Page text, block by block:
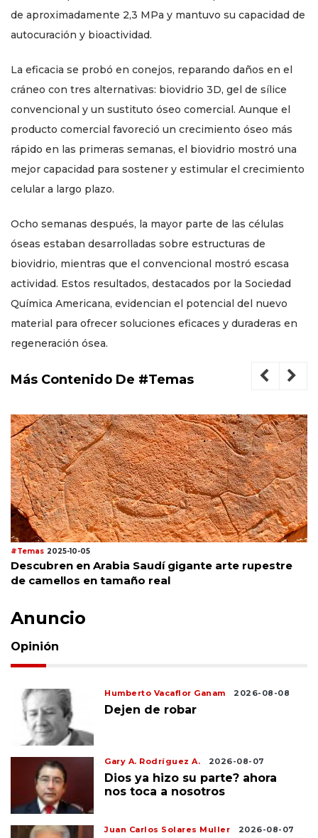
de aproximadamente 2,3 MPa y mantuvo su capacidad de
autocuración y bioactividad.
La eficacia se probó en conejos, reparando daños en el
cráneo con tres alternativas: biovidrio 3D, gel de sílice
convencional y un sustituto óseo comercial. Aunque el
producto comercial favoreció un crecimiento óseo más
rápido en las primeras semanas, el biovidrio mostró una
mejor capacidad para sostener y estimular el crecimiento
celular a largo plazo.
Ocho semanas después, la mayor parte de las células
óseas estaban desarrolladas sobre estructuras de
biovidrio, mientras que el convencional mostró escasa
actividad. Estos resultados, destacados por la Sociedad
Química Americana, evidencian el potencial del nuevo
material para ofrecer soluciones eficaces y duraderas en
regeneración ósea.
Más Contenido De #Temas
#Temas 2025-10-05
Descubren en Arabia Saudí gigante arte rupestre
de camellos en tamaño real
Anuncio
Opinión
Humberto Vacaflor Ganam 2026-08-08
Dejen de robar
Gary A. Rodríguez A. 2026-08-07
Dios ya hizo su parte? ahora
nos toca a nosotros
Juan Carlos Solares Muller 2026-08-07